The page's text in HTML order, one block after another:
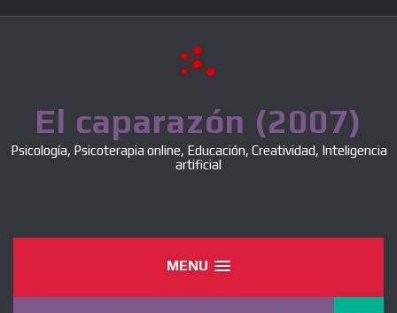
El caparazón (2007)
Psicología, Psicoterapia online, Educación, Creatividad, Inteligencia
artificial
MENU